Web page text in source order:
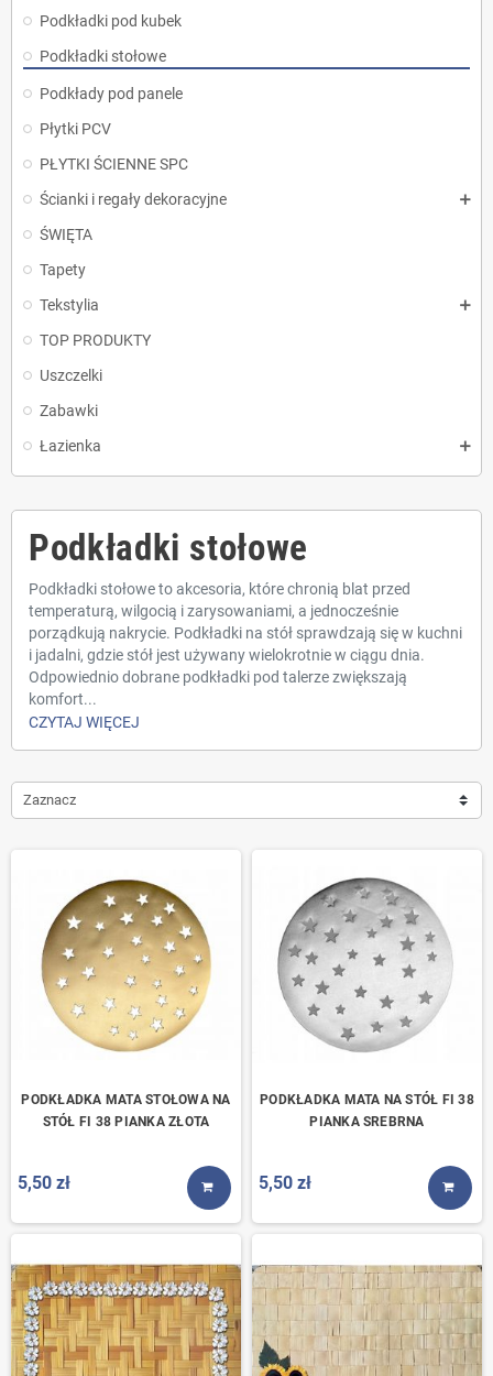
Podkładki pod kubek
Podkładki stołowe
Podkłady pod panele
Płytki PCV
PŁYTKI ŚCIENNE SPC
Ścianki i regały dekoracyjne
ŚWIĘTA
Tapety
Tekstylia
TOP PRODUKTY
Uszczelki
Zabawki
Łazienka
Podkładki stołowe
Podkładki stołowe to akcesoria, które chronią blat przed
temperaturą, wilgocią i zarysowaniami, a jednocześnie
porządkują nakrycie. Podkładki na stół sprawdzają się w kuchni
i jadalni, gdzie stół jest używany wielokrotnie w ciągu dnia.
Odpowiednio dobrane podkładki pod talerze zwiększają
komfort...
CZYTAJ WIĘCEJ
Zaznacz
PODKŁADKA MATA STOŁOWA NA
STÓŁ FI 38 PIANKA ZŁOTA
5,50 zł
KUP TERAZ
PODKŁADKA MATA NA STÓŁ FI 38
PIANKA SREBRNA
5,50 zł
KUP